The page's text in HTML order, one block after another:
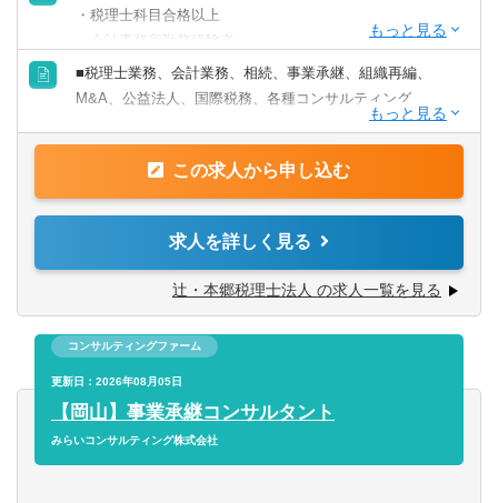
・税理士科目合格以上
・会計事務所勤務経験者
・公認会計士（監査経験1年以上ある方)※税務業務未経験
会計士の方も歓迎いたします！！
■税務・会計にとどまらず、総合的な観点から経営コンサル
ティングに携りたい方
■経験・能力をフルに発揮できる環境で働きたい方
【部署異動について】
■フリーエージェント制度
・年に2回上司を通さずに直接人事へ依頼を出すことが可能
です。
・希望が通る確率はおおよそ約60％程度です。
・また、全国に拠点があるため、ご家庭の事情によって比
■税理士業務、会計業務、相続、事業承継、組織再編、
M&A、公益法人、国際税務、各種コンサルティング
【法人全体の特色】
■業界トップレベルの規模でお客様に対してサービス提供し
ています。
税務・会計に関わる様々な分野のエキスパートが集結し、
案件によっては、互いにチームを組んで業務を進めること
一般企業をはじめ、医療法人、公益法人、社会福祉法人、
地方公共団体、海外法人、個人と幅広いお客様に対して、
税務・会計サービスを提供しています。
この求人から申し込む
求人を詳しく見る
辻・本郷税理士法人 の求人一覧を見る
コンサルティングファーム
更新日：2026年08月05日
【岡山】事業承継コンサルタント
みらいコンサルティング株式会社
未経験可
年収1000万円以上の求人
5名以上募集の求人
第二新卒可
エグゼクティブクラスの求人
海外赴任の機会あり
MBAホルダー募集